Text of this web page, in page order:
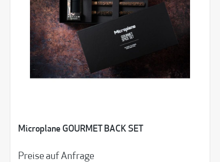
Microplane GOURMET BACK SET
Preise auf Anfrage